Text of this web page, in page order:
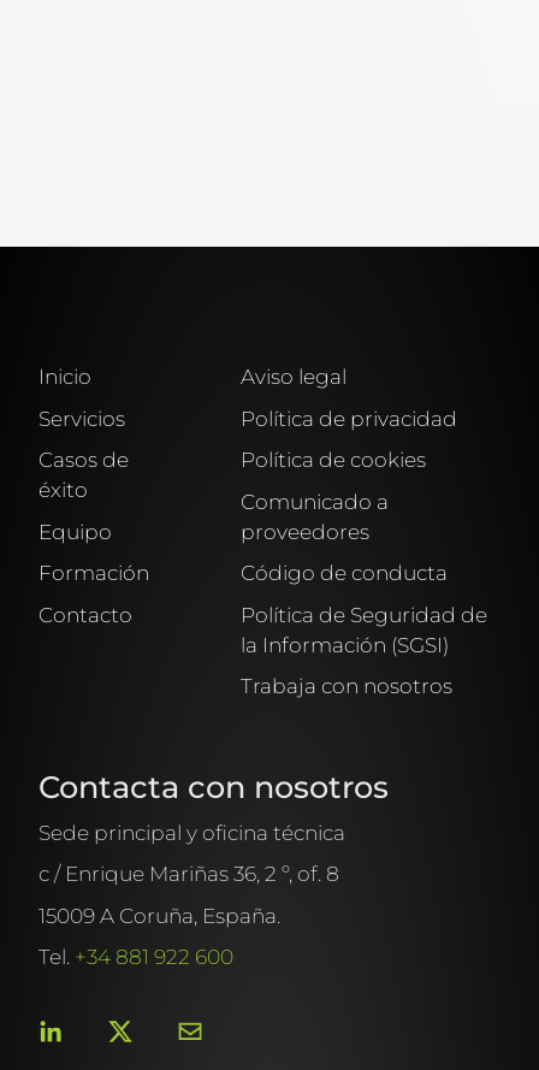
Inicio
Servicios
Casos de
éxito
Equipo
Formación
Contacto
Aviso legal
Política de privacidad
Política de cookies
Comunicado a
proveedores
Código de conducta
Política de Seguridad de
la Información (SGSI)
Trabaja con nosotros
Contacta con nosotros
Sede principal y oficina técnica
c / Enrique Mariñas 36, 2 º, of. 8
15009 A Coruña, España.
Tel. +34 881 922 600